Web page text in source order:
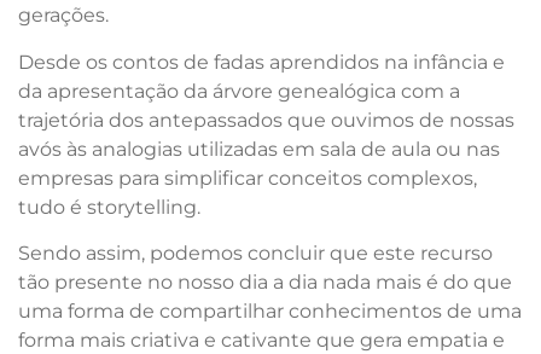
gerações.
Desde os contos de fadas aprendidos na infância e
da apresentação da árvore genealógica com a
trajetória dos antepassados que ouvimos de nossas
avós às analogias utilizadas em sala de aula ou nas
empresas para simplificar conceitos complexos,
tudo é storytelling.
Sendo assim, podemos concluir que este recurso
tão presente no nosso dia a dia nada mais é do que
uma forma de compartilhar conhecimentos de uma
forma mais criativa e cativante que gera empatia e